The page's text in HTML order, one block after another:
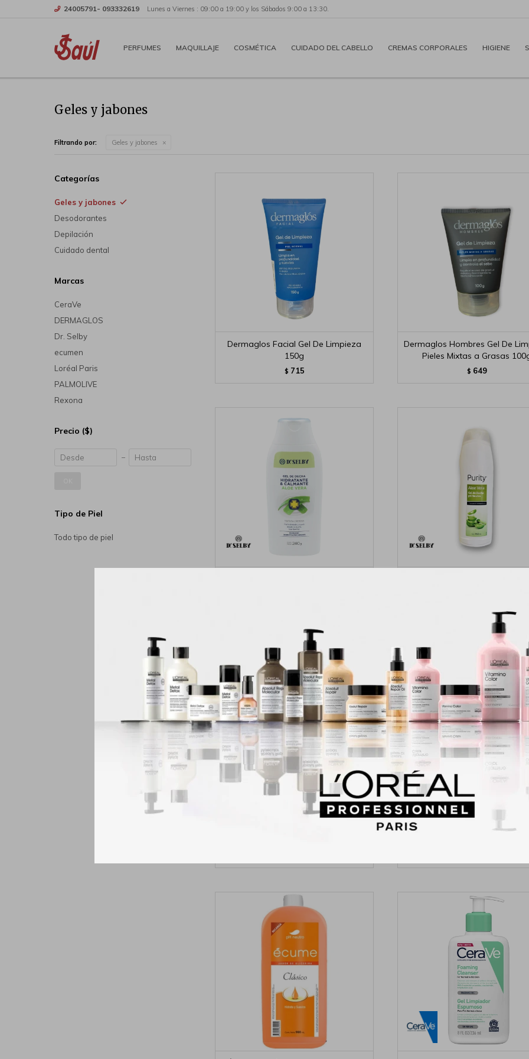
PERFUMES MAQUILLAJE COSMÉTICA CUIDADO DEL CABELLO CREMAS CORPORALES HIGIENE
24005791- 093332619 Lunes a Viernes : 09:00 a 19:00 y los Sábados 9:00 a 13:30.
Geles y jabones
Filtrando por: Geles y jabones
Dermaglos Facial Gel De Limpieza
150g
$ 715
Dermaglos Hombres Gel De
Pieles Mixtas a Grasas
$ 649
Ácido Hialurónico Gel de Limpieza
Jabon De Tocador Palmolive
150GR - Jalea Real y Biotina
Categorías
Geles y jabones
Desodorantes
Depilación
Cuidado dental
Marcas
CeraVe
DERMAGLOS
Dr. Selby
ecumen
Loréal Paris
PALMOLIVE
Rexona
Precio ($)
Tipo de Piel
Todo tipo de piel